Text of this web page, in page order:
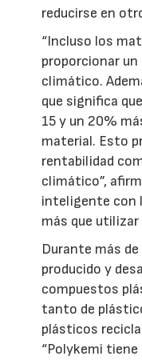
reducirse en
“Incluso los
proporcionar
climático.
que significa
15 y un 20%
material. Esto
rentabilidad
climático”,
inteligente con
más que utilizar
Durante más
producido y
compuestos
tanto de
plásticos
“Polykemi